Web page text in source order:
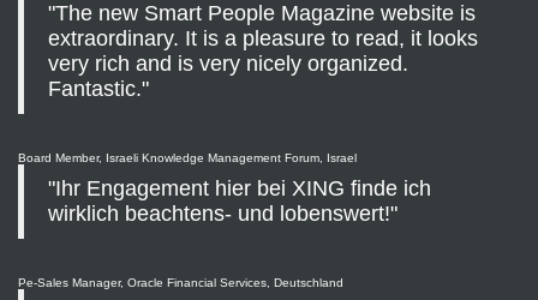
"The new Smart People Magazine website is
extraordinary. It is a pleasure to read, it looks
very rich and is very nicely organized.
Fantastic."
Board Member, Israeli Knowledge Management Forum, Israel
"Ihr Engagement hier bei XING finde ich
wirklich beachtens- und lobenswert!"
Pe-Sales Manager, Oracle Financial Services, Deutschland